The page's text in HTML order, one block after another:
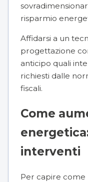
risparmio
Affidarsi a un
progettazione
anticipo quali
richiesti dalle
fiscali.
Come
interventi
Per capire come